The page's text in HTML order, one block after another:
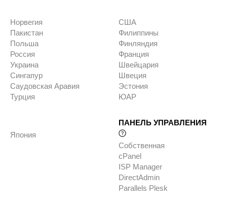
Норвегия
Пакистан
Польша
Россия
Украина
Сингапур
Саудовская Аравия
Турция
США
Филиппины
Финляндия
Франция
Швейцария
Швеция
Эстония
ЮАР
Япония
ПАНЕЛЬ УПРАВЛЕНИЯ
Собственная
cPanel
ISP Manager
DirectAdmin
Parallels Plesk